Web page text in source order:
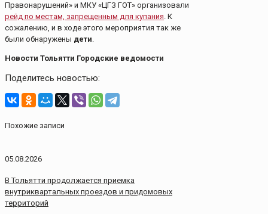
Правонарушений» и МКУ «ЦГЗ ГОТ» организовали
рейд по местам, запрещенным для купания. К
сожалению, и в ходе этого мероприятия так же
были обнаружены дети.
Новости Тольятти Городские ведомости
Поделитесь новостью:
Похожие записи
05.08.2026
В Тольятти продолжается приемка
внутриквартальных проездов и придомовых
территорий